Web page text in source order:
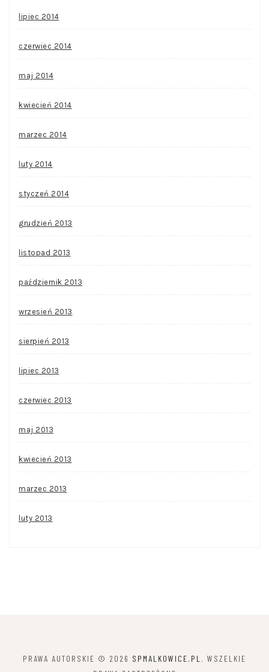
lipiec 2014
czerwiec 2014
maj 2014
kwiecień 2014
marzec 2014
luty 2014
styczeń 2014
grudzień 2013
listopad 2013
październik 2013
wrzesień 2013
sierpień 2013
lipiec 2013
czerwiec 2013
maj 2013
kwiecień 2013
marzec 2013
luty 2013
PRAWA AUTORSKIE © 2026 SPMALKOWICE.PL . WSZELKIE